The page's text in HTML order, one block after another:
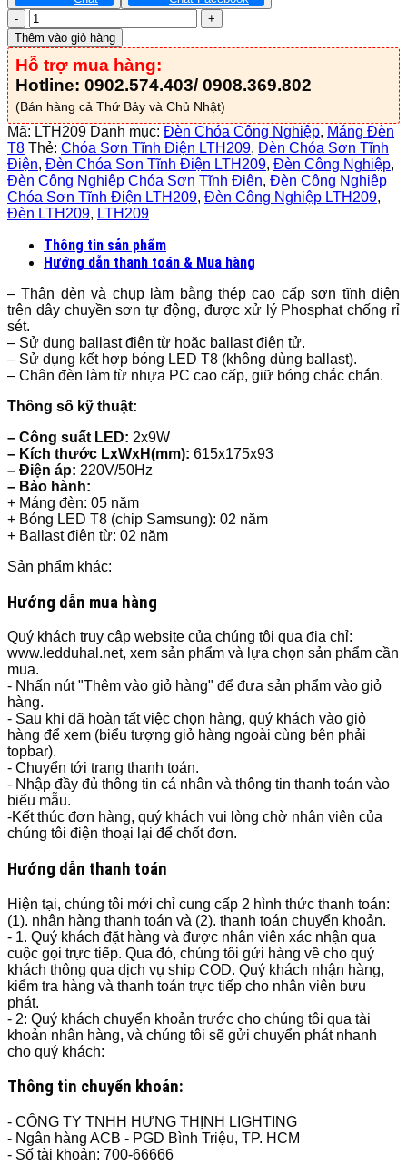
Đèn
Công
Nghiệp
Chóa
Sơn
Điện
-
LTH209
số
lượng
Thêm vào giỏ hàng
Hỗ trợ mua hàng:
Hotline: 0902.574.403/ 0908.369.802
(Bán hàng cả Thứ Bảy và Chủ Nhật)
Mã: LTH209 Danh mục: Đèn Chóa Công Nghiệp, Máng Đèn
T8 Thẻ: Chóa Sơn Tĩnh Điện LTH209, Đèn Chóa Sơn Tĩnh
Điện, Đèn Chóa Sơn Tĩnh Điện LTH209, Đèn Công Nghiệp,
Đèn Công Nghiệp Chóa Sơn Tĩnh Điện, Đèn Công Nghiệp
Chóa Sơn Tĩnh Điện LTH209, Đèn Công Nghiệp LTH209,
Đèn LTH209, LTH209
Thông tin sản phẩm
Hướng dẫn thanh toán & Mua hàng
– Thân đèn và chụp làm bằng thép cao cấp sơn tĩnh điện
trên dây chuyền sơn tự động, được xử lý Phosphat chống rỉ
sét.
– Sử dụng ballast điện từ hoặc ballast điện tử.
– Sử dụng kết hợp bóng LED T8 (không dùng ballast).
– Chân đèn làm từ nhựa PC cao cấp, giữ bóng chắc chắn.
Thông số kỹ thuật:
– Công suất LED: 2x9W
– Kích thước LxWxH(mm): 615x175x93
– Điện áp: 220V/50Hz
– Bảo hành:
+ Máng đèn: 05 năm
+ Bóng LED T8 (chip Samsung): 02 năm
+ Ballast điện từ: 02 năm
Sản phẩm khác:
Hướng dẫn mua hàng
Quý khách truy cập website của chúng tôi qua địa chỉ:
www.ledduhal.net, xem sản phẩm và lựa chọn sản phẩm cần
mua.
- Nhấn nút "Thêm vào giỏ hàng" để đưa sản phẩm vào giỏ
hàng.
- Sau khi đã hoàn tất việc chọn hàng, quý khách vào giỏ
hàng để xem (biểu tượng giỏ hàng ngoài cùng bên phải
topbar).
- Chuyển tới trang thanh toán.
- Nhập đầy đủ thông tin cá nhân và thông tin thanh toán vào
biểu mẫu.
-Kết thúc đơn hàng, quý khách vui lòng chờ nhân viên của
chúng tôi điện thoại lại để chốt đơn.
Hướng dẫn thanh toán
Hiện tại, chúng tôi mới chỉ cung cấp 2 hình thức thanh toán:
(1). nhận hàng thanh toán và (2). thanh toán chuyển khoản.
- 1. Quý khách đặt hàng và được nhân viên xác nhận qua
cuộc gọi trực tiếp. Qua đó, chúng tôi gửi hàng về cho quý
khách thông qua dịch vụ ship COD. Quý khách nhận hàng,
kiểm tra hàng và thanh toán trực tiếp cho nhân viên bưu
phát.
- 2: Quý khách chuyển khoản trước cho chúng tôi qua tài
khoản nhân hàng, và chúng tôi sẽ gửi chuyển phát nhanh
cho quý khách:
Thông tin chuyển khoản:
- CÔNG TY TNHH HƯNG THỊNH LIGHTING
- Ngân hàng ACB - PGD Bình Triệu, TP. HCM
- Số tài khoản: 700-66666